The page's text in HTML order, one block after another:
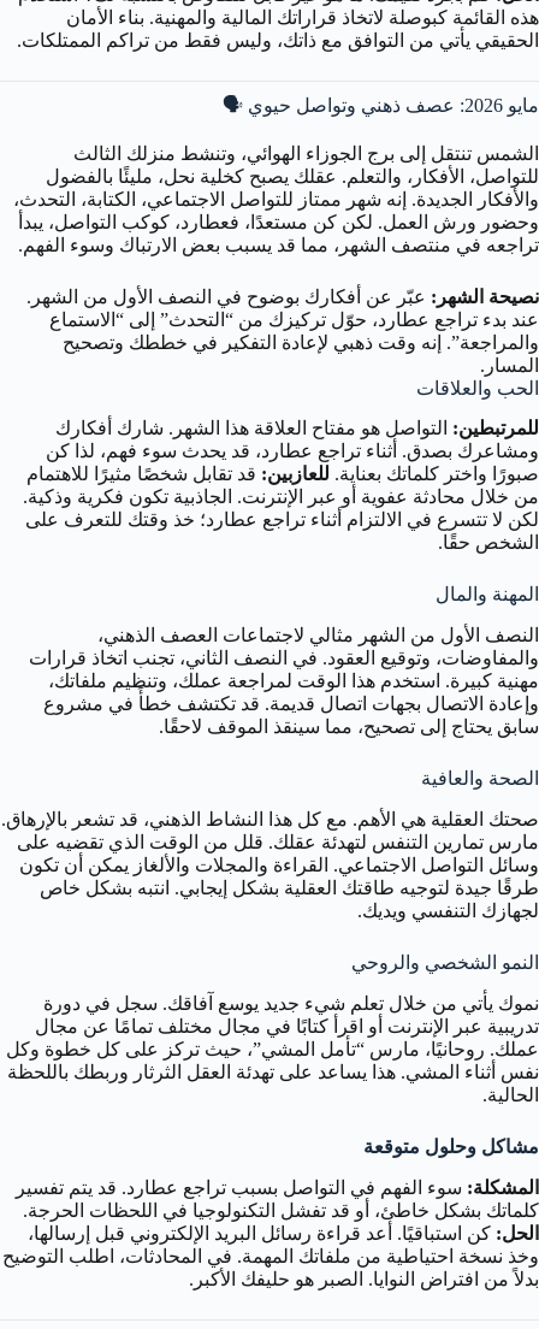
هذه القائمة كبوصلة لاتخاذ قراراتك المالية والمهنية. بناء الأمان
الحقيقي يأتي من التوافق مع ذاتك، وليس فقط من تراكم الممتلكات.
مايو 2026: عصف ذهني وتواصل حيوي 🗣️
الشمس تنتقل إلى برج الجوزاء الهوائي، وتنشط منزلك الثالث
للتواصل، الأفكار، والتعلم. عقلك يصبح كخلية نحل، مليئًا بالفضول
والأفكار الجديدة. إنه شهر ممتاز للتواصل الاجتماعي، الكتابة، التحدث،
وحضور ورش العمل. لكن كن مستعدًا، فعطارد، كوكب التواصل، يبدأ
تراجعه في منتصف الشهر، مما قد يسبب بعض الارتباك وسوء الفهم.
نصيحة الشهر: عبّر عن أفكارك بوضوح في النصف الأول من الشهر.
عند بدء تراجع عطارد، حوّل تركيزك من “التحدث” إلى “الاستماع
والمراجعة”. إنه وقت ذهبي لإعادة التفكير في خططك وتصحيح
المسار.
الحب والعلاقات
للمرتبطين: التواصل هو مفتاح العلاقة هذا الشهر. شارك أفكارك
ومشاعرك بصدق. أثناء تراجع عطارد، قد يحدث سوء فهم، لذا كن
صبورًا واختر كلماتك بعناية. للعازبين: قد تقابل شخصًا مثيرًا للاهتمام
من خلال محادثة عفوية أو عبر الإنترنت. الجاذبية تكون فكرية وذكية.
لكن لا تتسرع في الالتزام أثناء تراجع عطارد؛ خذ وقتك للتعرف على
الشخص حقًا.
المهنة والمال
النصف الأول من الشهر مثالي لاجتماعات العصف الذهني،
والمفاوضات، وتوقيع العقود. في النصف الثاني، تجنب اتخاذ قرارات
مهنية كبيرة. استخدم هذا الوقت لمراجعة عملك، وتنظيم ملفاتك،
وإعادة الاتصال بجهات اتصال قديمة. قد تكتشف خطأً في مشروع
سابق يحتاج إلى تصحيح، مما سينقذ الموقف لاحقًا.
الصحة والعافية
صحتك العقلية هي الأهم. مع كل هذا النشاط الذهني، قد تشعر بالإرهاق.
مارس تمارين التنفس لتهدئة عقلك. قلل من الوقت الذي تقضيه على
وسائل التواصل الاجتماعي. القراءة والمجلات والألغاز يمكن أن تكون
طرقًا جيدة لتوجيه طاقتك العقلية بشكل إيجابي. انتبه بشكل خاص
لجهازك التنفسي ويديك.
النمو الشخصي والروحي
نموك يأتي من خلال تعلم شيء جديد يوسع آفاقك. سجل في دورة
تدريبية عبر الإنترنت أو اقرأ كتابًا في مجال مختلف تمامًا عن مجال
عملك. روحانيًا، مارس “تأمل المشي”، حيث تركز على كل خطوة وكل
نفس أثناء المشي. هذا يساعد على تهدئة العقل الثرثار وربطك باللحظة
الحالية.
مشاكل وحلول متوقعة
المشكلة: سوء الفهم في التواصل بسبب تراجع عطارد. قد يتم تفسير
كلماتك بشكل خاطئ، أو قد تفشل التكنولوجيا في اللحظات الحرجة.
الحل: كن استباقيًا. أعد قراءة رسائل البريد الإلكتروني قبل إرسالها،
وخذ نسخة احتياطية من ملفاتك المهمة. في المحادثات، اطلب التوضيح
بدلاً من افتراض النوايا. الصبر هو حليفك الأكبر.